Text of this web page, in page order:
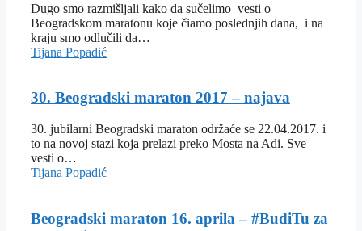
Dugo smo razmišljali kako da sučelimo vesti o
Beogradskom maratonu koje čiamo poslednjih dana, i na
kraju smo odlučili da…
Tijana Popadić
30. Beogradski maraton 2017 – najava
30. jubilarni Beogradski maraton održaće se 22.04.2017. i
to na novoj stazi koja prelazi preko Mosta na Adi. Sve
vesti o…
Tijana Popadić
Beogradski maraton 16. aprila – #BudiTu za